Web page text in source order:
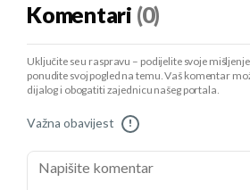
Komentari (0)
Uključite se u raspravu – podijelite svoje
ponudite svoj pogled na temu. Vaš komentar
dijalog i obogatiti zajednicu našeg portala.
Važna obavijest !